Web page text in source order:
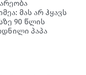
მას არ ჰყავს
90 წლის
პაპა